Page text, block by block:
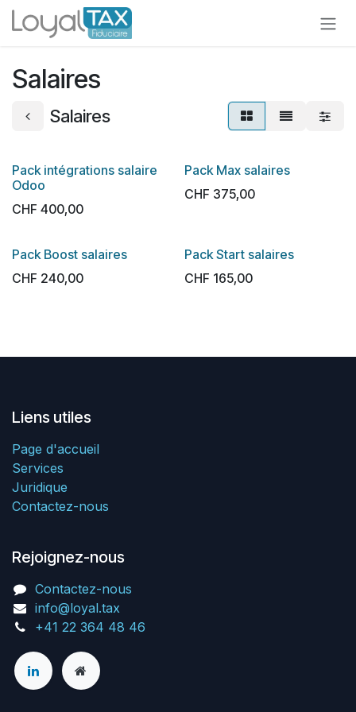
Se rendre au contenu
Salaires
Salaires
Pack intégrations salaire
Odoo
CHF 400,00
Pack Max salaires
CHF 375,00
Pack Boost salaires
CHF 240,00
Pack Start salaires
CHF 165,00
Liens utiles
Page d'accueil
Services
Juridique
Contactez-nous
Rejoignez-nous
Contactez-nous
info@loyal.tax
+41 22 364 48 46